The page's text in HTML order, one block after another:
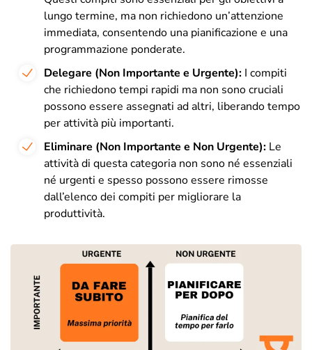
lungo termine, ma non richiedono un’attenzione
immediata, consentendo una pianificazione e una
programmazione ponderate.
Delegare (Non Importante e Urgente): I compiti
che richiedono tempi rapidi ma non sono cruciali
possono essere assegnati ad altri, liberando tempo
per attività più importanti.
Eliminare (Non Importante e Non Urgente): Le
attività di questa categoria non sono né essenziali
né urgenti e spesso possono essere rimosse
dall’elenco dei compiti per migliorare la
produttività.